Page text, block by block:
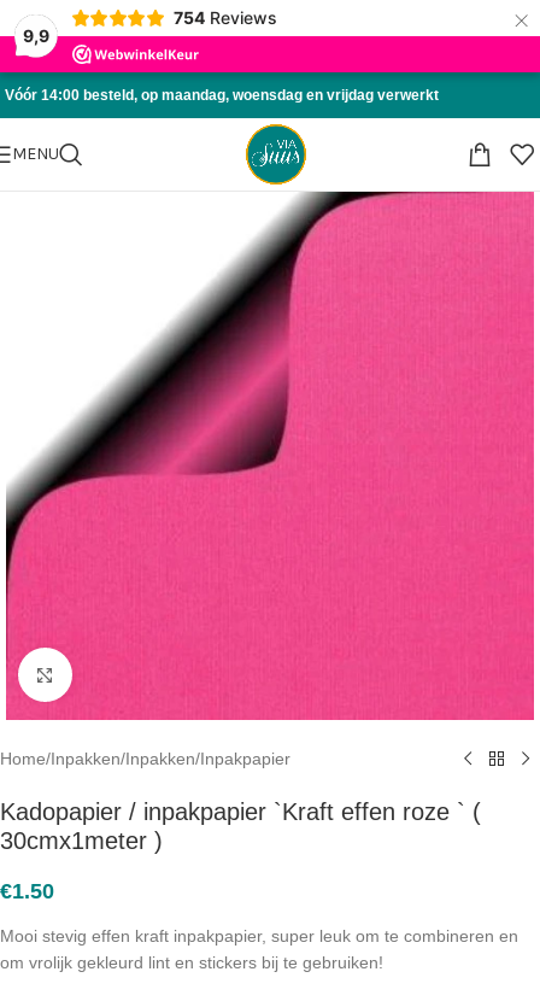
9,9
754 Reviews ×
Skip to navigation
Skip to main content
Vóór 14:00 besteld, op maandag, woensdag en vrijdag verwerkt
MENU
Click to enlarge
Home/Inpakken/Inpakken/Inpakpapier
Kadopapier / inpakpapier `Kraft effen roze ` (
30cmx1meter )
€1.50
Mooi stevig effen kraft inpakpapier, super leuk om te combineren en
om vrolijk gekleurd lint en stickers bij te gebruiken!